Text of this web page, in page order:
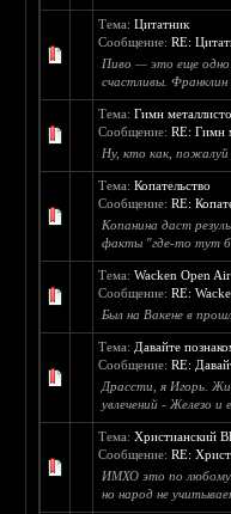
Тема:Цитатник
Сообщение:RE:
Пиво — это еще одно
счастливы.
Тема:Гимн
Сообщение:RE: Гимн
Ну, кто как, пожалуй
Тема:Копательство
Сообщение:RE:
Копанина даст
факты "где-то тут
Тема:Wacken Open Air
Сообщение:RE:
Был на Вакене в
Тема: Давайте
Сообщение:RE:
Драссти, я Игорь.
увлечений - Железо и
Тема:Христианский
Сообщение:RE:
ИМХО это по любому
но народ не